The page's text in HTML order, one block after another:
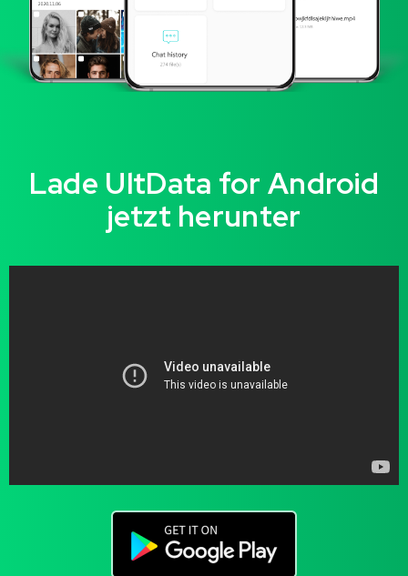
Lade UltData for Android
jetzt herunter